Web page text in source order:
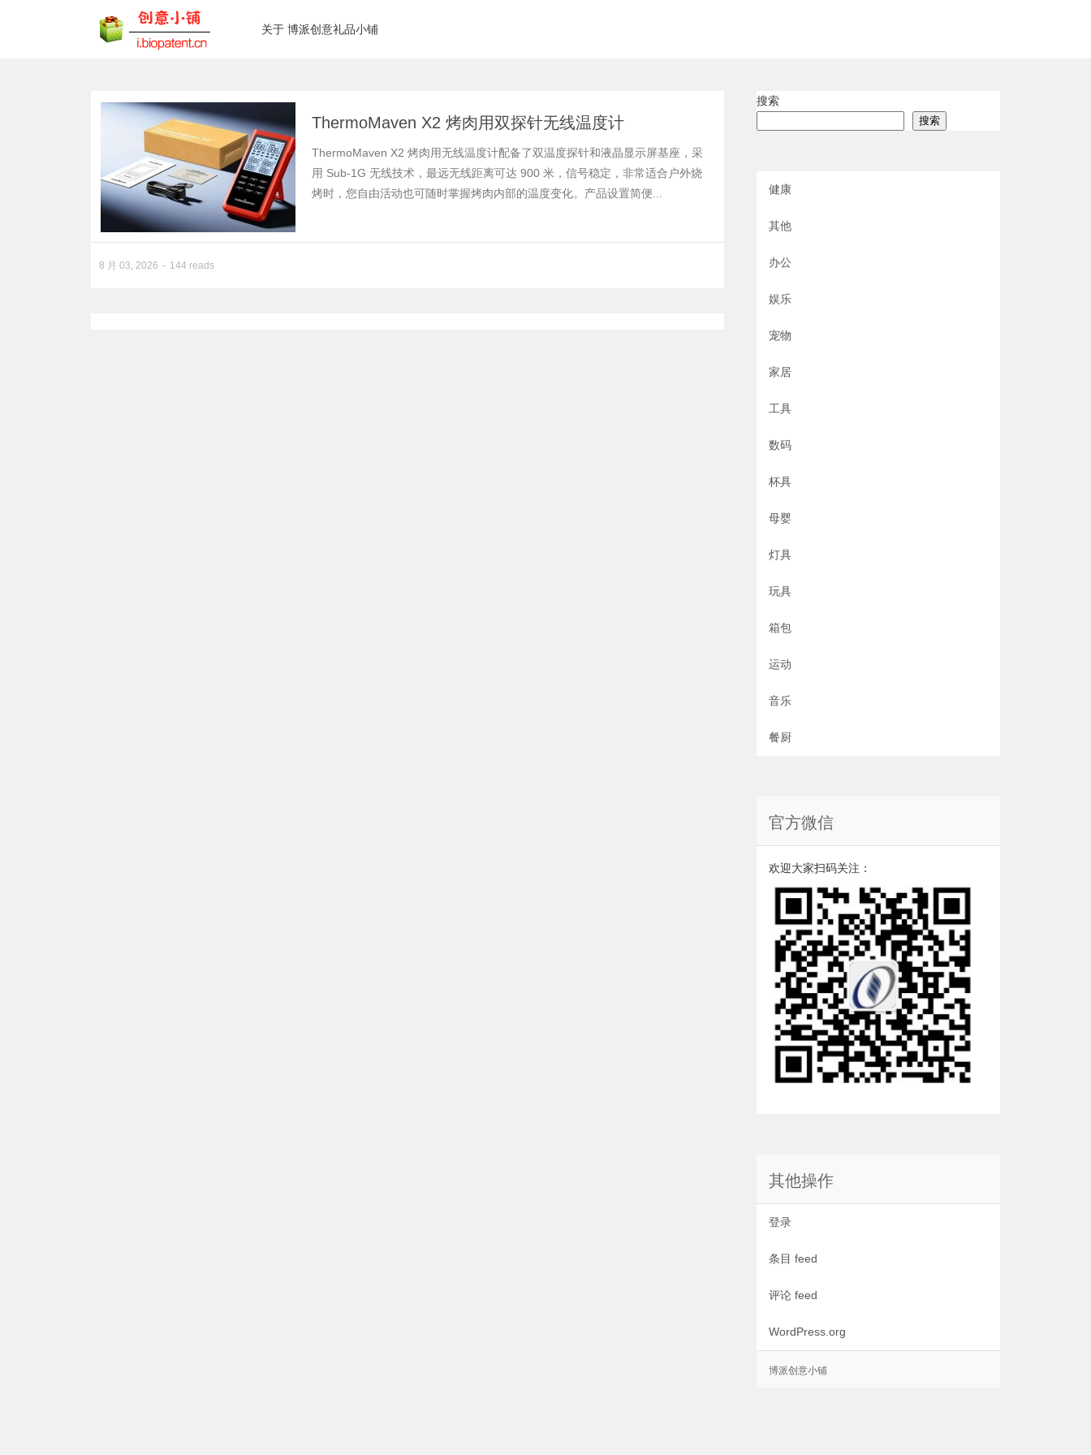
关于 博派创意礼品小铺
ThermoMaven X2 烤肉用双探针无线温度计
ThermoMaven X2 烤肉用无线温度计配备了双温度探针和液晶显示屏基座，采
用 Sub-1G 无线技术，最远无线距离可达 900 米，信号稳定，非常适合户外烧
烤时，您自由活动也可随时掌握烤肉内部的温度变化。产品设置简便...
8 月 03, 2026 144 reads
搜索
搜索
健康
其他
办公
娱乐
宠物
家居
工具
数码
杯具
母婴
灯具
玩具
箱包
运动
音乐
餐厨
官方微信
欢迎大家扫码关注：
其他操作
登录
条目 feed
评论 feed
WordPress.org